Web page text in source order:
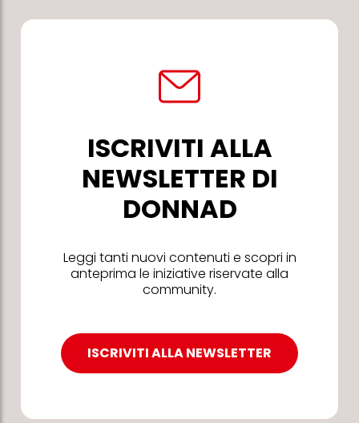
ISCRIVITI ALLA
NEWSLETTER DI
DONNAD
Leggi tanti nuovi contenuti e scopri in
anteprima le iniziative riservate alla
community.
ISCRIVITI ALLA NEWSLETTER